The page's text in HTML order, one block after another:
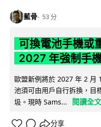
藍骨 53 分
可換電池手機
2027 年強制手
歐盟新例將於 2027 年 2 月
池須可由用戶自行拆換，目
圾。現時 Sams...
閱讀全文
分享